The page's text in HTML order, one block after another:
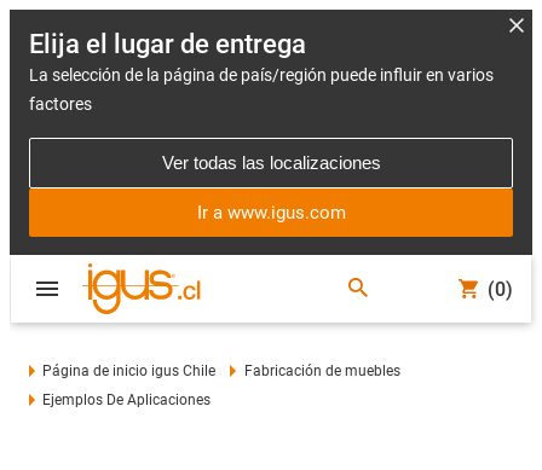
Elija el lugar de entrega
La selección de la página de país/región puede influir en varios
factores
Ver todas las localizaciones
Ir a www.igus.com
(0)
Página de inicio igus Chile
Fabricación de muebles
Ejemplos De Aplicaciones